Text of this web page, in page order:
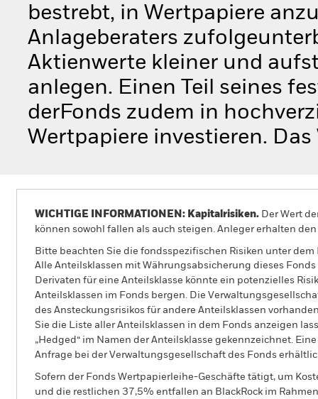
bestrebt, in Wertpapiere
Anlageberaters
Aktienwerte kleiner und
anlegen. Einen Teil seines
derFonds zudem in
Wertpapiere investieren.
WICHTIGE INFORMATIONEN: Kapitalrisiken. Der Wert
können sowohl fallen als auch steigen. Anleger erhalten
Bitte beachten Sie die fondsspezifischen Risiken unter dem
Alle Anteilsklassen mit Währungsabsicherung dieses
Derivaten für eine Anteilsklasse könnte ein potenzielles
Anteilsklassen im Fonds bergen. Die
des Ansteckungsrisikos für andere Anteilsklassen
Sie die Liste aller Anteilsklassen in dem Fonds anzeigen
„Hedged“ im Namen der Anteilsklasse gekennzeichnet.
Anfrage bei der Verwaltungsgesellschaft des Fonds
Sofern der Fonds Wertpapierleihe-Geschäfte tätigt, um
und die restlichen 37,5% entfallen an BlackRock im